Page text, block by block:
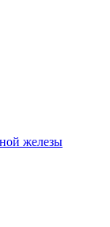
железы